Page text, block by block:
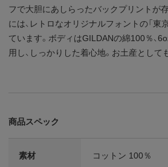
フで大胆にあしらったバックプリントが
には、レトロなオリジナルフォントの「東
ています。ボディはGILDANの綿100％、
用し、しっかりした着心地。お土産として
商品スペック
素材 コットン 100％